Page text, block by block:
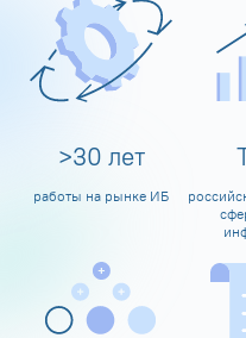
>30 лет
работы на рынке ИБ